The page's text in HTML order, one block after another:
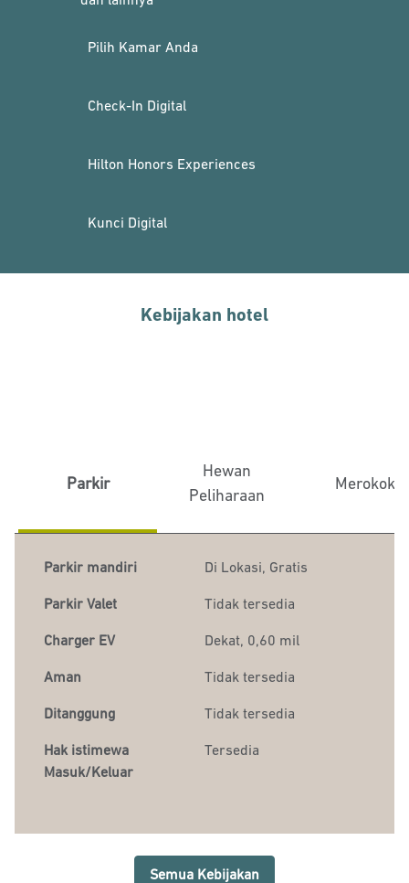
Pilih Kamar Anda
Check-In Digital
Hilton Honors Experiences
Kunci Digital
Kebijakan hotel
Parkir
Hewan
Peliharaan
Merokok
Parkir mandiri Di Lokasi, Gratis
Parkir Valet Tidak tersedia
Charger EV Dekat, 0,60 mil
Aman Tidak tersedia
Ditanggung Tidak tersedia
Hak istimewa
Masuk/Keluar
Tersedia
Semua Kebijakan